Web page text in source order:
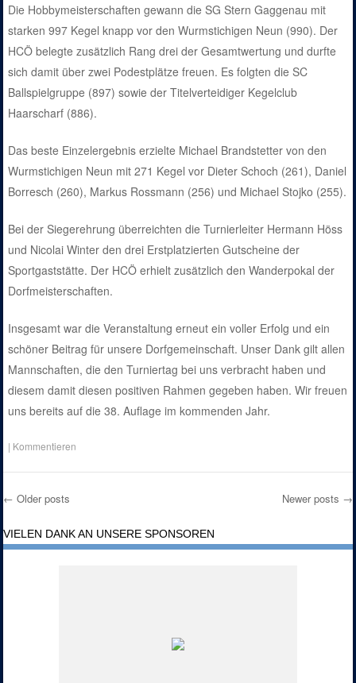
Die Hobbymeisterschaften gewann die SG Stern Gaggenau mit
starken 997 Kegel knapp vor den Wurmstichigen Neun (990). Der
HCÖ belegte zusätzlich Rang drei der Gesamtwertung und durfte
sich damit über zwei Podestplätze freuen. Es folgten die SC
Ballspielgruppe (897) sowie der Titelverteidiger Kegelclub
Haarscharf (886).
Das beste Einzelergebnis erzielte Michael Brandstetter von den
Wurmstichigen Neun mit 271 Kegel vor Dieter Schoch (261), Daniel
Borresch (260), Markus Rossmann (256) und Michael Stojko (255).
Bei der Siegerehrung überreichten die Turnierleiter Hermann Höss
und Nicolai Winter den drei Erstplatzierten Gutscheine der
Sportgaststätte. Der HCÖ erhielt zusätzlich den Wanderpokal der
Dorfmeisterschaften.
Insgesamt war die Veranstaltung erneut ein voller Erfolg und ein
schöner Beitrag für unsere Dorfgemeinschaft. Unser Dank gilt allen
Mannschaften, die den Turniertag bei uns verbracht haben und
diesem damit diesen positiven Rahmen gegeben haben. Wir freuen
uns bereits auf die 38. Auflage im kommenden Jahr.
| Kommentieren
Post navigation
← Older posts Newer posts →
VIELEN DANK AN UNSERE SPONSOREN